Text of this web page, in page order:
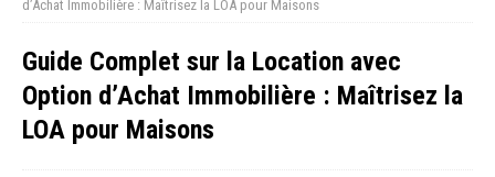
d’Achat Immobilière : Maîtrisez la LOA pour Maisons
Guide Complet sur la Location avec
Option d’Achat Immobilière : Maîtrisez la
LOA pour Maisons